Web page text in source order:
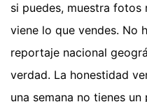
si puedes, muestra fotos
viene lo que vendes. No
reportaje nacional
verdad. La honestidad
una semana no tienes